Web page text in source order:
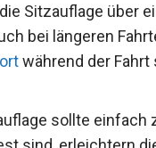
Sitzauflage über
bei längeren
während der
sollte einfach